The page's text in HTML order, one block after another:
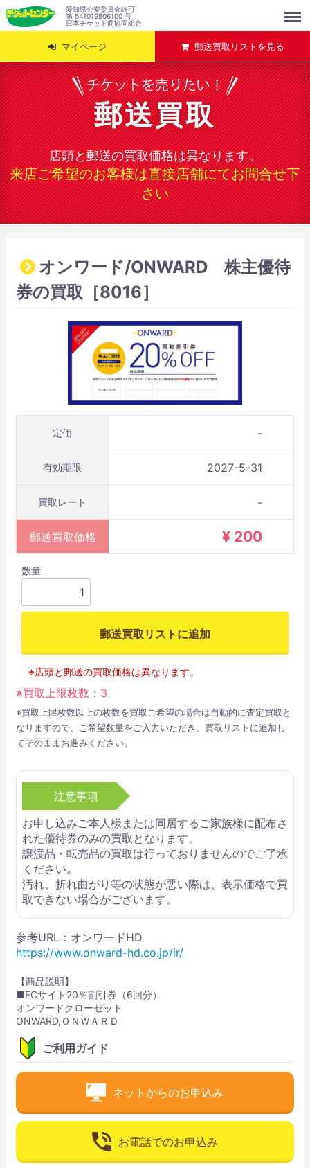
愛知県公安委員会許可
第 541019806100 号
日本チケット商協同組合
マイページ 郵送買取リストを見る
Menu
郵送買取
店頭と郵送の買取価格は異なります。
来店ご希望のお客様は直接店舗にてお問合せ下
さい
オンワード/ONWARD 株主優待
券の買取［8016］
定価 -
有効期限 2027-5-31
買取レート -
郵送買取価格 ¥ 200
数量
郵送買取リストに追加
※店頭と郵送の買取価格は異なります。
※買取上限枚数： 3
※買取上限枚数以上の枚数を買取ご希望の場合は自動的に査定買取と
なりますので、ご希望数量をご入力いただき、買取リストに追加し
てそのままお進みください。
注意事項
お申し込みご本人様または同居するご家族様に配布さ
れた優待券のみの買取となります。
譲渡品・転売品の買取は行っておりませんのでご了承
ください。
汚れ、折れ曲がり等の状態が悪い際は、表示価格で買
取できない場合がございます。
参考URL：オンワードHD
https://www.onward-hd.co.jp/ir/
【商品説明】
■ECサイト20％割引券（6回分）
オンワードクローゼット
ONWARD,ＯＮＷＡＲＤ
ご利用ガイド
ネットからのお申込み
お電話でのお申込み